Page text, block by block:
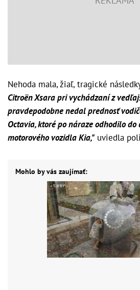
Nehoda mala, žiaľ, tragické
Citroën Xsara pri vychádzaní z
pravdepodobne nedal prednosť
Octavia, ktoré po náraze odhodilo do
motorového vozidla Kia," uviedla
Mohlo by vás zaujímať: